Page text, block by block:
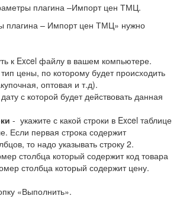
плагина –Импорт цен ТМЦ.
плагина – Импорт цен ТМЦ» нужно
к Excel файлу в вашем компьютере.
цены, по которому будет происходить
оптовая и т.д).
с которой будет действовать данная
- укажите с какой строки в Excel таблице
Если первая строка содержит
то надо указывать строку 2.
столбца который содержит код товара
столбца который содержит цену.
«Выполнить».